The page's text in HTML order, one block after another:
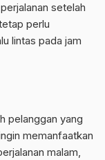
setelah
perlu
lintas pada jam
pelanggan yang
memanfaatkan
malam,